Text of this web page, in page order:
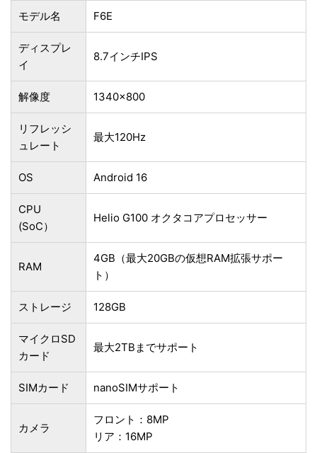
モデル名 F6E
ディスプレ
イ
8.7インチIPS
解像度 1340×800
リフレッシ
ュレート
最大120Hz
OS Android 16
CPU
(SoC）
Helio G100 オクタコアプロセッサー
RAM
4GB（最大20GBの仮想RAM拡張サポー
ト）
ストレージ 128GB
マイクロSD
カード
最大2TBまでサポート
SIMカード nanoSIMサポート
カメラ
フロント：8MP
リア：16MP